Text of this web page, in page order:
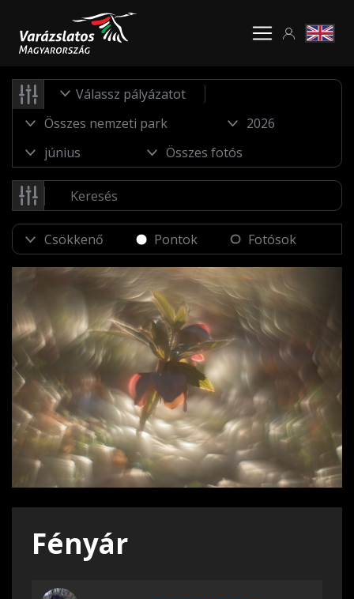
Válassz pályázatot
Pontok Fotósok
Fényár